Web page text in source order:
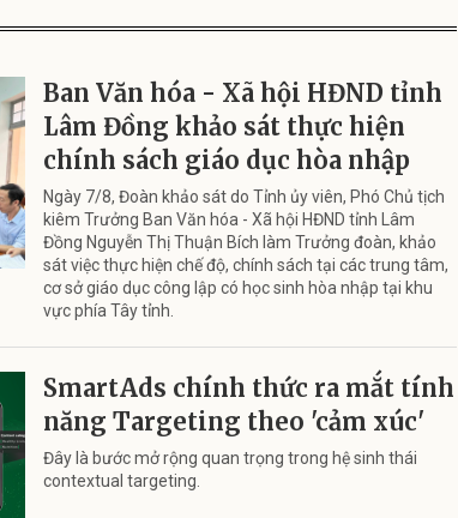
Ban Văn hóa - Xã hội HĐND tỉnh
Lâm Đồng khảo sát thực hiện
chính sách giáo dục hòa nhập
Ngày 7/8, Đoàn khảo sát do Tỉnh ủy viên, Phó Chủ tịch
kiêm Trưởng Ban Văn hóa - Xã hội HĐND tỉnh Lâm
Đồng Nguyễn Thị Thuận Bích làm Trưởng đoàn, khảo
sát việc thực hiện chế độ, chính sách tại các trung tâm,
cơ sở giáo dục công lập có học sinh hòa nhập tại khu
vực phía Tây tỉnh.
SmartAds chính thức ra mắt tính
năng Targeting theo 'cảm xúc'
Đây là bước mở rộng quan trọng trong hệ sinh thái
contextual targeting.